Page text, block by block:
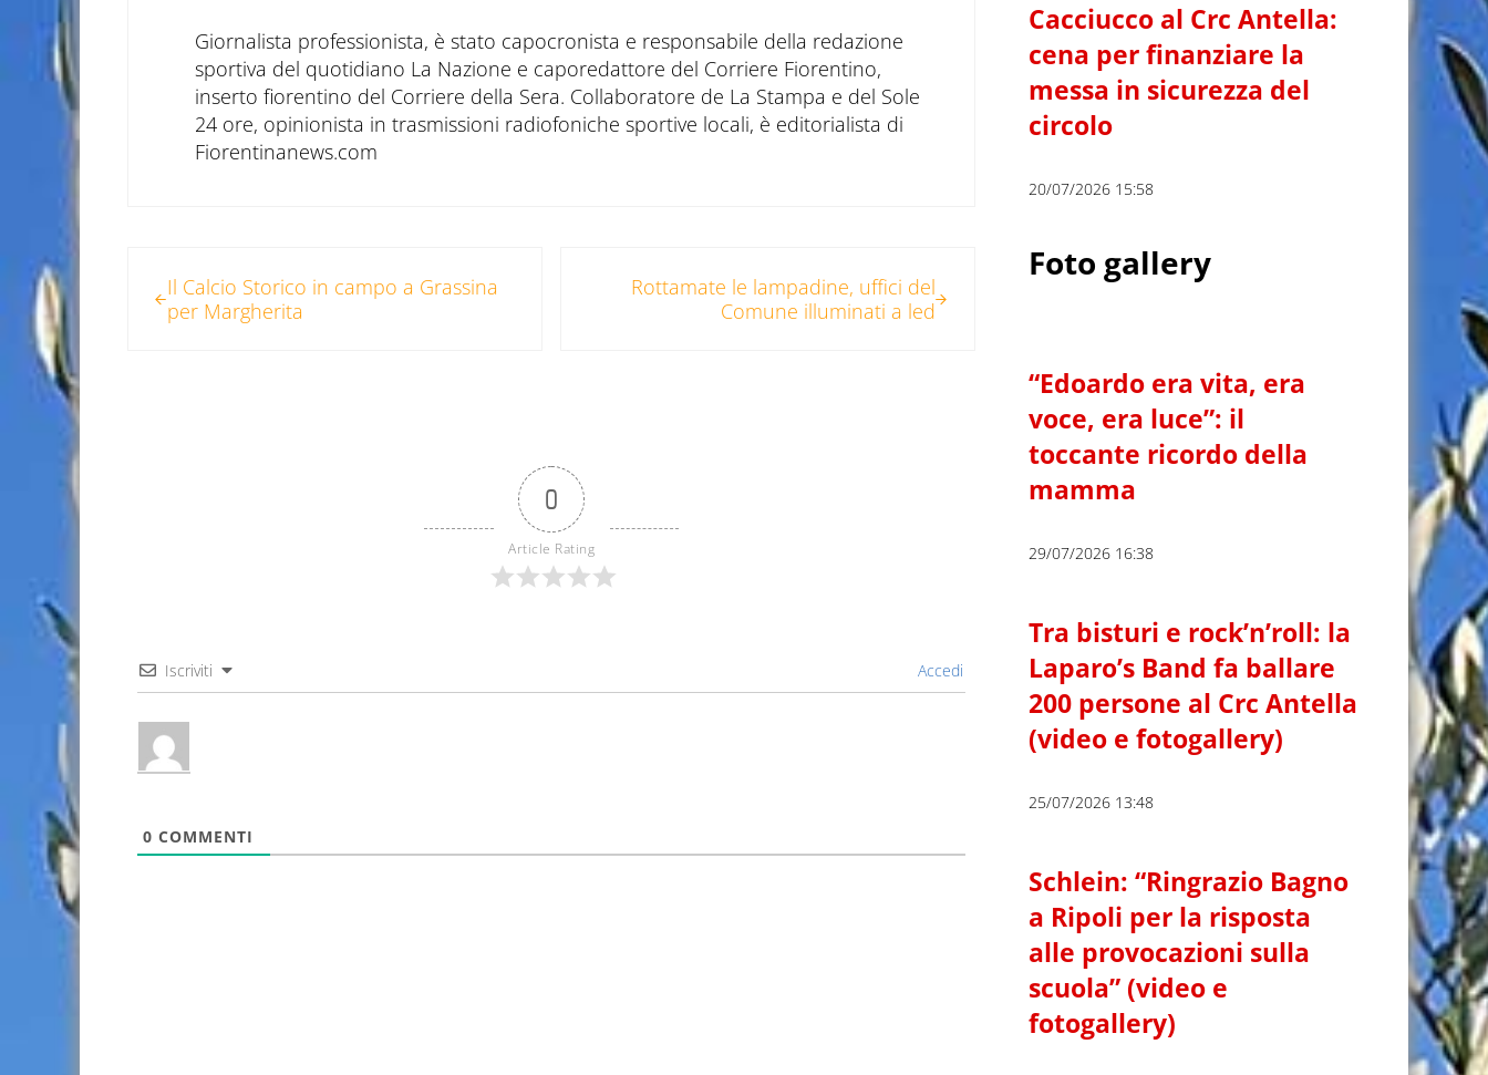
Giornalista professionista, è stato capocronista e responsabile della redazione
sportiva del quotidiano La Nazione e caporedattore del Corriere Fiorentino,
inserto fiorentino del Corriere della Sera. Collaboratore de La Stampa e del Sole
24 ore, opinionista in trasmissioni radiofoniche sportive locali, è editorialista di
Fiorentinanews.com
Il Calcio Storico in campo a Grassina
per Margherita
Rottamate le lampadine, uffici del
Comune illuminati a led
0
Article Rating
Iscriviti Accedi
0 COMMENTI
Cacciucco al Crc Antella:
cena per finanziare la
messa in sicurezza del
circolo
20/07/2026 15:58
Foto gallery
“Edoardo era vita, era
voce, era luce”: il
toccante ricordo della
mamma
29/07/2026 16:38
Tra bisturi e rock’n’roll: la
Laparo’s Band fa ballare
200 persone al Crc Antella
(video e fotogallery)
25/07/2026 13:48
Schlein: “Ringrazio Bagno
a Ripoli per la risposta
alle provocazioni sulla
scuola” (video e
fotogallery)